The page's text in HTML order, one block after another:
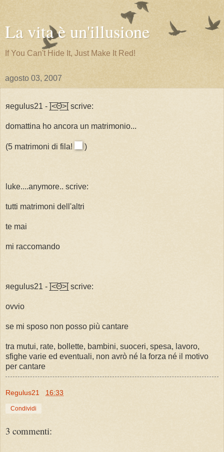
La vita è un'illusione
If You Can't Hide It, Just Make It Red!
agosto 03, 2007
яegulus21 - |̲̅<̲̅Θ̲̅>̲̅| scrive:
domattina ho ancora un matrimonio...
(5 matrimoni di fila! )
luke....anymore.. scrive:
tutti matrimoni dell'altri
te mai
mi raccomando
яegulus21 - |̲̅<̲̅Θ̲̅>̲̅| scrive:
ovvio
se mi sposo non posso più cantare
tra mutui, rate, bollette, bambini, suoceri, spesa, lavoro,
sfighe varie ed eventuali, non avrò né la forza né il motivo
per cantare
Regulus21 16:33
Condividi
3 commenti: